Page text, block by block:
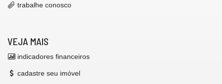
trabalhe conosco
VEJA MAIS
indicadores financeiros
cadastre seu imóvel